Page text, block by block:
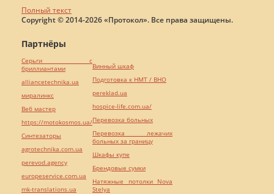
Полный текст
Copyright © 2014-2026 «Протокол». Все права защищены.
Партнёры
Серьги с
бриллиантами
alliancetechnika.ua
миралинкс
Веб мастер
https://motokosmos.ua/
Синтезаторы
agrotechnika.com.ua
perevod.agency
europeservice.com.ua
mk-translations.ua
Винный шкаф
Подготовка к НМТ / ВНО
pereklad.ua
hospice-life.com.ua/
Перевозка больных
Перевозка лежачих
больных за границу
Шкафы купе
Брендовые сумки
Натяжные потолки Nova
Stelya